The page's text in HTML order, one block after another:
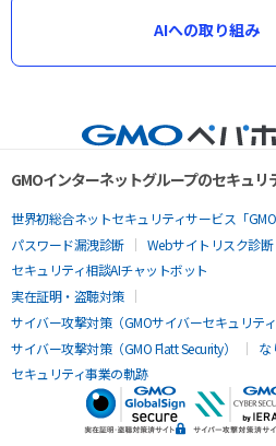
AIへの取り組み
GMOインターネットグループのセキュリ
世界初総合ネットセキュリティサービス「GMO
パスワード漏洩診断
Webサイトリスク診断
セキュリティ相談AIチャットボット
実在証明・盗聴対策
サイバー攻撃対策（GMOサイバーセキュリティ
サイバー攻撃対策（GMO Flatt Security）
な
セキュリティ事業の軌跡